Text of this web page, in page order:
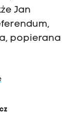
Jan
popierana